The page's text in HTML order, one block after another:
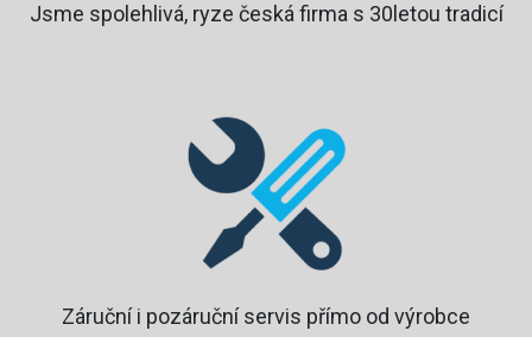
Jsme spolehlivá, ryze česká firma s 30letou tradicí
Záruční i pozáruční servis přímo od výrobce